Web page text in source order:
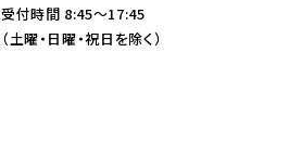
受付時間 8:45～17:45
（土曜・日曜・祝日を除く）